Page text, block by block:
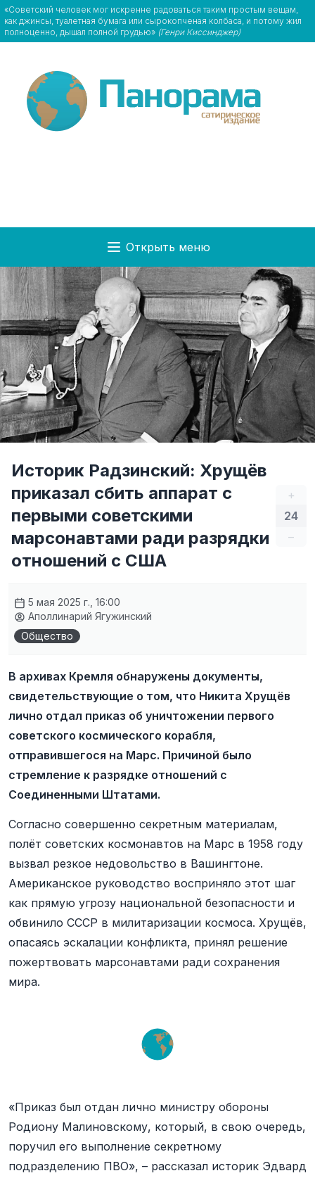
«Советский человек мог искренне радоваться таким простым вещам,
как джинсы, туалетная бумага или сырокопченая колбаса, и потому жил
полноценно, дышал полной грудью» (Генри Киссинджер)
Открыть меню
+
24
–
Историк Радзинский: Хрущёв
приказал сбить аппарат с
первыми советскими
марсонавтами ради разрядки
отношений с США
5 мая 2025 г., 16:00
Аполлинарий Ягужинский
Общество
В архивах Кремля обнаружены документы,
свидетельствующие о том, что Никита Хрущёв
лично отдал приказ об уничтожении первого
советского космического корабля,
отправившегося на Марс. Причиной было
стремление к разрядке отношений с
Соединенными Штатами.
Согласно совершенно секретным материалам,
полёт советских космонавтов на Марс в 1958 году
вызвал резкое недовольство в Вашингтоне.
Американское руководство восприняло этот шаг
как прямую угрозу национальной безопасности и
обвинило СССР в милитаризации космоса. Хрущёв,
опасаясь эскалации конфликта, принял решение
пожертвовать марсонавтами ради сохранения
мира.
«Приказ был отдан лично министру обороны
Родиону Малиновскому, который, в свою очередь,
поручил его выполнение секретному
подразделению ПВО», – рассказал историк Эдвард